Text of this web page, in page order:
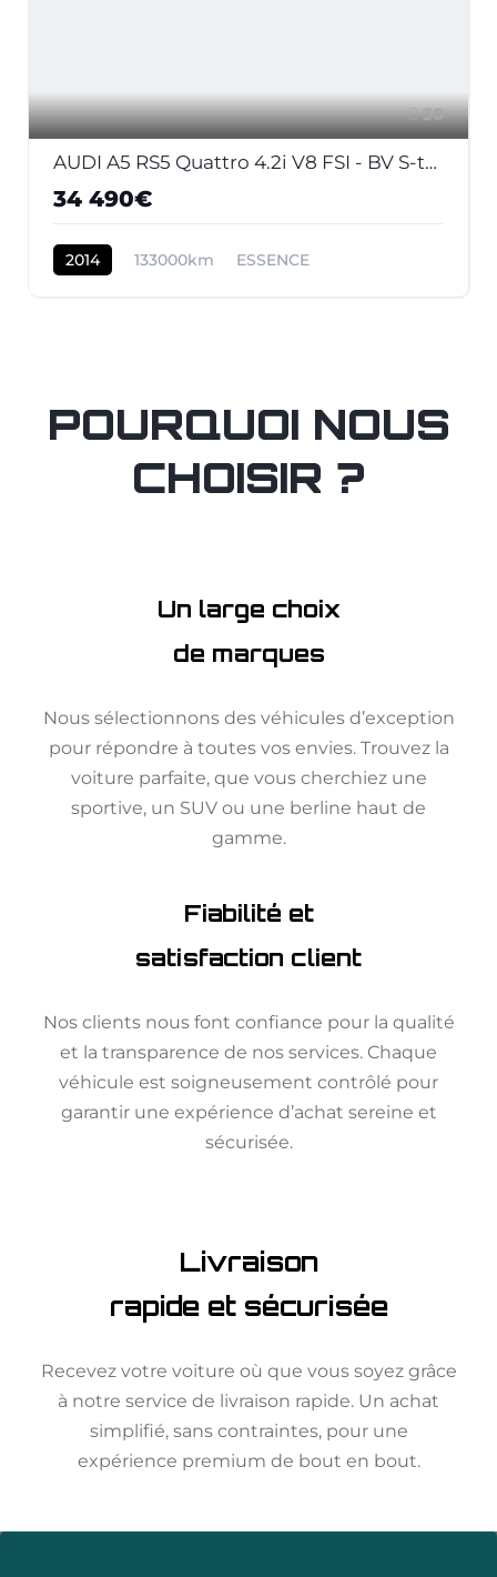
30
AUDI A5 RS5 Quattro 4.2i V8 FSI - BV S-tronic RS5 COUPE . PHASE 2
34 490€
2014 133000km ESSENCE
POURQUOI NOUS
CHOISIR ?
Un large choix
de marques
Nous sélectionnons des véhicules d’exception
pour répondre à toutes vos envies. Trouvez la
voiture parfaite, que vous cherchiez une
sportive, un SUV ou une berline haut de
gamme.
Fiabilité et
satisfaction client
Nos clients nous font confiance pour la qualité
et la transparence de nos services. Chaque
véhicule est soigneusement contrôlé pour
garantir une expérience d’achat sereine et
sécurisée.
Livraison
rapide et sécurisée
Recevez votre voiture où que vous soyez grâce
à notre service de livraison rapide. Un achat
simplifié, sans contraintes, pour une
expérience premium de bout en bout.